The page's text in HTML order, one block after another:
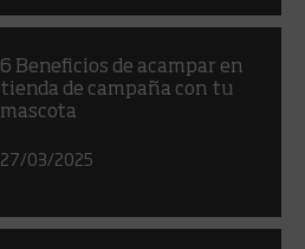
6 Beneficios de acampar en
tienda de campaña con tu
mascota
27/03/2025